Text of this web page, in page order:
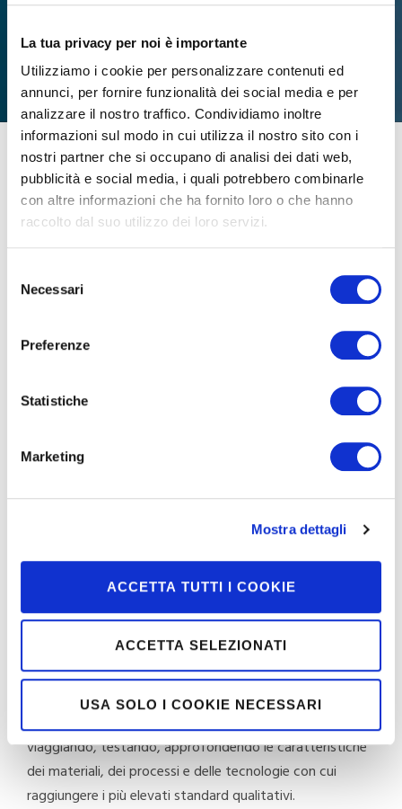
La tua privacy per noi è importante
Utilizziamo i cookie per personalizzare contenuti ed
annunci, per fornire funzionalità dei social media e per
analizzare il nostro traffico. Condividiamo inoltre
informazioni sul modo in cui utilizza il nostro sito con i
nostri partner che si occupano di analisi dei dati web,
pubblicità e social media, i quali potrebbero combinarle
con altre informazioni che ha fornito loro o che hanno
raccolto dal suo utilizzo dei loro servizi.
delNecessari
Preferenze
Statistiche
Marketing
Mostra dettagli
ACCETTA TUTTI I COOKIE
ACCETTA SELEZIONATI
USA SOLO I COOKIE NECESSARI
Sono passati oltre 10 anni dal momento in cui Moretti si è
dotata di unreparto produttivo interno
competenze specialistiche e tecnologie innovative.
La realtà industriale di Moretti si fonda sulla profonda
conoscenza che l’azienda, nel tempo e a tutt’oggi, ha
acquisito sia in merito alle dinamiche del mercato che alle
specificità del prodotto che più rispondono alle esigenze
I prodotti firmatiMoretti Industrysono il frutto
dell’ingegno e della capacità di dare forma a nuove
idee, facendo tesoro del savoir faire acquisito
viaggiando, testando, approfondendo le caratteristiche
dei materiali, dei processi e delle tecnologie con cui
raggiungere i più elevati standard qualitativi.